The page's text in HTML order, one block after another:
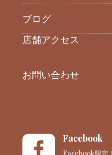
ブログ
店舗アクセス
お問い合わせ
Facebook